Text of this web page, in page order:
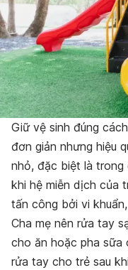
Giữ vệ sinh đúng
đơn giản nhưng hiệu
nhỏ, đặc biệt là trong
khi hệ miễn dịch của
tấn công bởi vi
Cha mẹ nên rửa tay
cho ăn hoặc pha sữa
rửa tay cho trẻ sau